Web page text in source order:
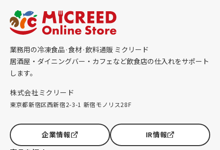
業務用の冷凍食品·食材·飲料通販 ミクリード
居酒屋・ダイニングバー・カフェなど飲食店の仕入れをサポート
します。
株式会社ミクリード
東京都新宿区西新宿2-3-1 新宿モノリス28F
企業情報 IR情報